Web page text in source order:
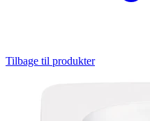
Tilbage til produkter